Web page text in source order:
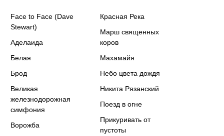
Face to Face (Dave
Stewart)
Аделаида
Белая
Брод
Великая
железнодорожная
симфония
Ворожба
Красная Река
Марш священных
коров
Махамайя
Небо цвета дождя
Никита Рязанский
Поезд в огне
Прикуривать от
пустоты